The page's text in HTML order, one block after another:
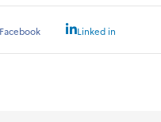
Facebook Linked in